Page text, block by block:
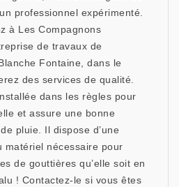
professionnel expérimenté.
à Les Compagnons
de travaux de
Fontaine, dans le
des services de qualité.
dans les règles pour
et assure une bonne
pluie. Il dispose d’une
matériel nécessaire pour
de gouttières qu’elle soit en
! Contactez-le si vous êtes